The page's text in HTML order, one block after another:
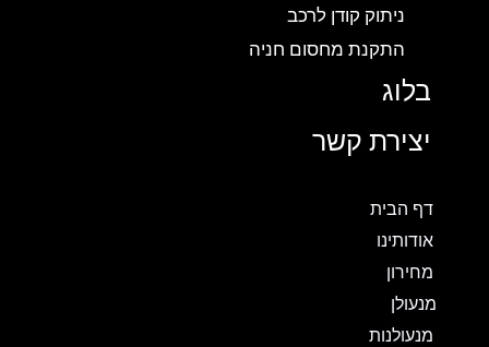
ניתוק קודן לרכב
התקנת מחסום חניה
בלוג
יצירת קשר
דף הבית
אודותינו
מחירון
מנעולן
מנעולנות